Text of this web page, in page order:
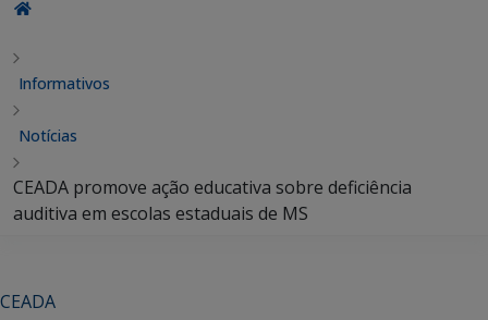
Informativos
Notícias
CEADA promove ação educativa sobre deficiência
auditiva em escolas estaduais de MS
CEADA